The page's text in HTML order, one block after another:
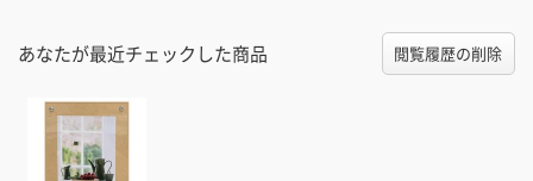
あなたが最近チェックした商品 閲覧履歴の削除